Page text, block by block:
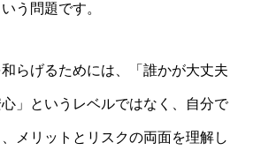
う問題です。
らげるためには、「誰かが大丈夫
」というレベルではなく、自分で
メリットとリスクの両面を理解し